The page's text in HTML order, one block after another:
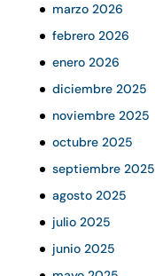
marzo 2026
febrero 2026
enero 2026
diciembre 2025
noviembre 2025
octubre 2025
septiembre 2025
agosto 2025
julio 2025
junio 2025